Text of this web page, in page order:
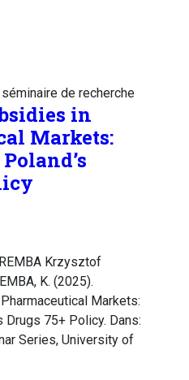
de recherche
in
Markets:
Krzysztof
K. (2025).
Markets:
Drugs 75+ Policy. Dans:
Series, University of